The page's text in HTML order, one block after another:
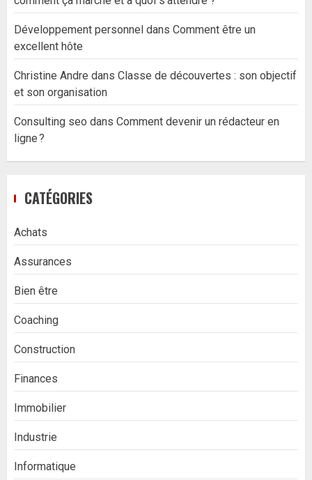
Développement personnel dans Comment être un
excellent hôte
Christine Andre dans Classe de découvertes : son objectif
et son organisation
Consulting seo dans Comment devenir un rédacteur en
ligne ?
CATÉGORIES
Achats
Assurances
Bien être
Coaching
Construction
Finances
Immobilier
Industrie
Informatique